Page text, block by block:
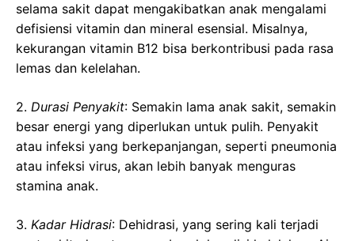
selama sakit dapat mengakibatkan anak mengalami
defisiensi vitamin dan mineral esensial. Misalnya,
kekurangan vitamin B12 bisa berkontribusi pada rasa
lemas dan kelelahan.
2. Durasi Penyakit: Semakin lama anak sakit, semakin
besar energi yang diperlukan untuk pulih. Penyakit
atau infeksi yang berkepanjangan, seperti pneumonia
atau infeksi virus, akan lebih banyak menguras
stamina anak.
3. Kadar Hidrasi: Dehidrasi, yang sering kali terjadi